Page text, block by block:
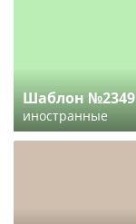
Шаблон №2349
иностранные